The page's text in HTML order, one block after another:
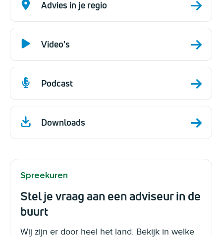
Advies in je regio
Video's
Podcast
Downloads
Spreekuren
Stel je vraag aan een adviseur in de
buurt
Wij zijn er door heel het land. Bekijk in welke